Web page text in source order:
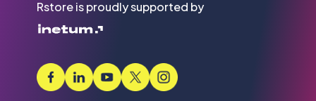
Rstore is proudly supported by